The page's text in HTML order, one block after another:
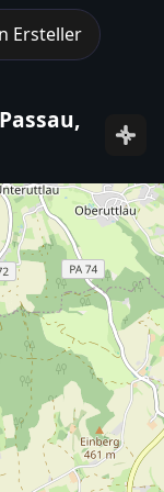
Ersteller